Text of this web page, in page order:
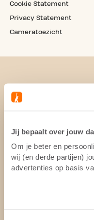
Jij bepaalt over jouw
Om je beter en
wij (en derde partijen)
advertenties op basis
Cookie Statement
Privacy Statement
Cameratoezicht